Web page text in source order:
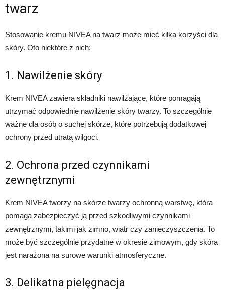
twarz
Stosowanie kremu NIVEA na twarz może mieć kilka korzyści dla
skóry. Oto niektóre z nich:
1. Nawilżenie skóry
Krem NIVEA zawiera składniki nawilżające, które pomagają
utrzymać odpowiednie nawilżenie skóry twarzy. To szczególnie
ważne dla osób o suchej skórze, które potrzebują dodatkowej
ochrony przed utratą wilgoci.
2. Ochrona przed czynnikami
zewnętrznymi
Krem NIVEA tworzy na skórze twarzy ochronną warstwę, która
pomaga zabezpieczyć ją przed szkodliwymi czynnikami
zewnętrznymi, takimi jak zimno, wiatr czy zanieczyszczenia. To
może być szczególnie przydatne w okresie zimowym, gdy skóra
jest narażona na surowe warunki atmosferyczne.
3. Delikatna pielęgnacja